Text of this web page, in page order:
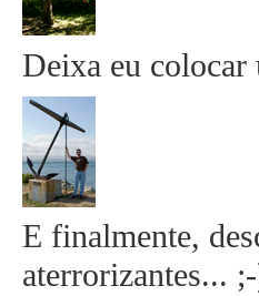
Deixa eu colocar
E finalmente,
aterrorizantes...